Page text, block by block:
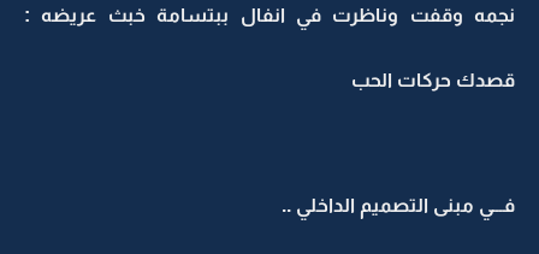
نجمه وقفت وناظرت في انفال ببتسامة خبث عريضه :
قصدك حركات الحب
فـــي مبنى التصميم الداخلي ..